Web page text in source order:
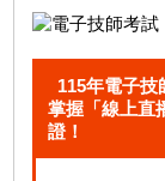
115年電子技
掌握「線上直
證！